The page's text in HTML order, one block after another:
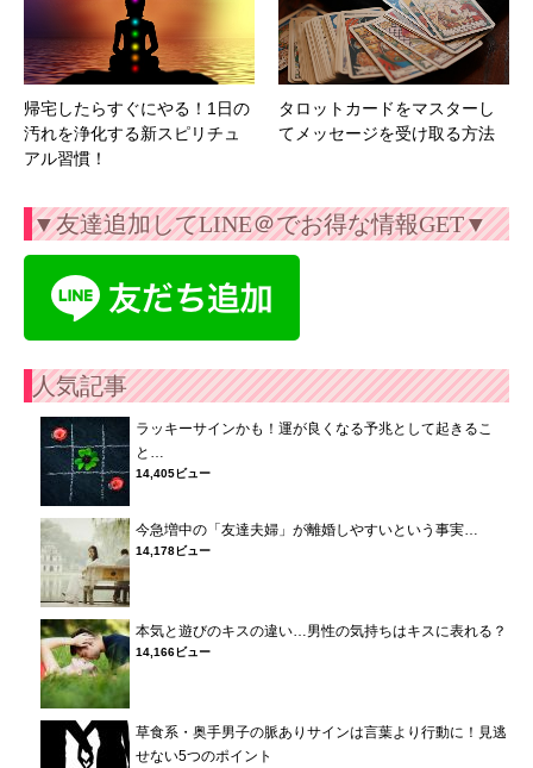
帰宅したらすぐにやる！1日の
汚れを浄化する新スピリチュ
アル習慣！
タロットカードをマスターし
てメッセージを受け取る方法
▼友達追加してLINE＠でお得な情報GET▼
人気記事
ラッキーサインかも！運が良くなる予兆として起きるこ
と…
14,405ビュー
今急増中の「友達夫婦」が離婚しやすいという事実…
14,178ビュー
本気と遊びのキスの違い…男性の気持ちはキスに表れる？
14,166ビュー
草食系・奥手男子の脈ありサインは言葉より行動に！見逃
せない5つのポイント